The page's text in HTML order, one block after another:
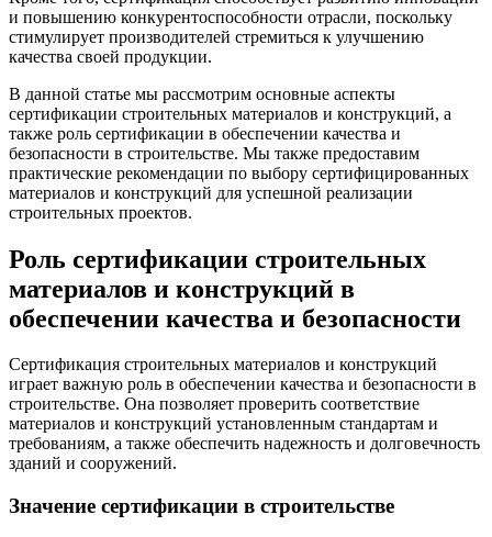
и повышению конкурентоспособности отрасли, поскольку
стимулирует производителей стремиться к улучшению
качества своей продукции.
В данной статье мы рассмотрим основные аспекты
сертификации строительных материалов и конструкций, а
также роль сертификации в обеспечении качества и
безопасности в строительстве. Мы также предоставим
практические рекомендации по выбору сертифицированных
материалов и конструкций для успешной реализации
строительных проектов.
Роль сертификации строительных
материалов и конструкций в
обеспечении качества и безопасности
Сертификация строительных материалов и конструкций
играет важную роль в обеспечении качества и безопасности в
строительстве. Она позволяет проверить соответствие
материалов и конструкций установленным стандартам и
требованиям, а также обеспечить надежность и долговечность
зданий и сооружений.
Значение сертификации в строительстве